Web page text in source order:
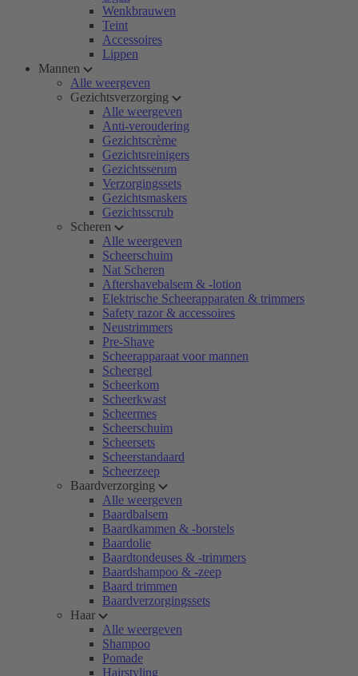
Wenkbrauwen
Teint
Accessoires
Lippen
Mannen
Alle weergeven
Gezichtsverzorging
Alle weergeven
Anti-veroudering
Gezichtscrème
Gezichtsreinigers
Gezichtsserum
Verzorgingssets
Gezichtsmaskers
Gezichtsscrub
Scheren
Alle weergeven
Scheerschuim
Nat Scheren
Aftershavebalsem & -lotion
Elektrische Scheerapparaten & trimmers
Safety razor & accessoires
Neustrimmers
Pre-Shave
Scheerapparaat voor mannen
Scheergel
Scheerkom
Scheerkwast
Scheermes
Scheerschuim
Scheersets
Scheerstandaard
Scheerzeep
Baardverzorging
Alle weergeven
Baardbalsem
Baardkammen & -borstels
Baardolie
Baardtondeuses & -trimmers
Baardshampoo & -zeep
Baard trimmen
Baardverzorgingssets
Haar
Alle weergeven
Shampoo
Pomade
Hairstyling